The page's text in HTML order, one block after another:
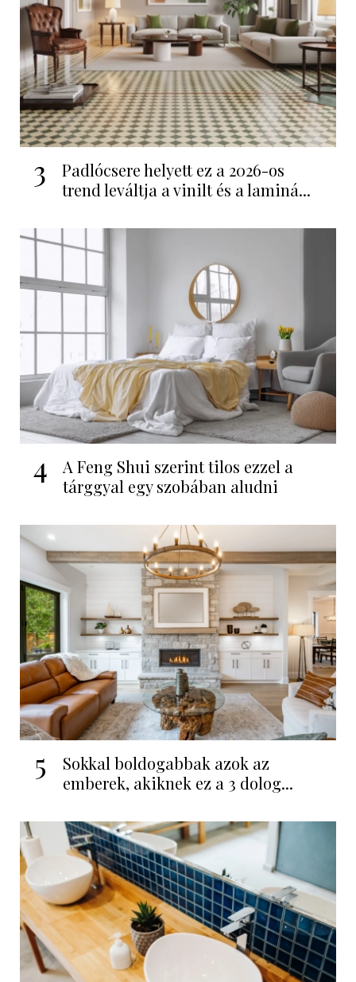
3
Padlócsere helyett ez a 2026-os
trend leváltja a vinilt és a laminá...
4
A Feng Shui szerint tilos ezzel a
tárggyal egy szobában aludni
5
Sokkal boldogabbak azok az
emberek, akiknek ez a 3 dolog...